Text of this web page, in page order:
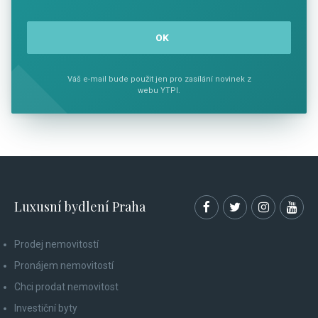
Váš e-mail bude použit jen pro zasílání novinek z
webu YTPI.
Luxusní bydlení Praha
Prodej nemovitostí
Pronájem nemovitostí
Chci prodat nemovitost
Investiční byty